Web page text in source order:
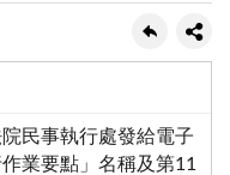
民事執行處發給電子
業要點」名稱及第11